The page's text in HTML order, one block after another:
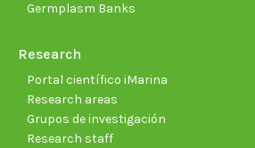
Germplasm Banks
Research
Portal científico iMarina
Research areas
Grupos de investigación
Research staff